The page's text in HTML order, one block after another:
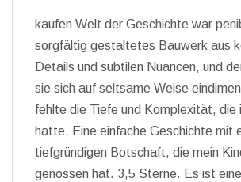
kaufen Welt der Geschichte war
sorgfältig gestaltetes Bauwerk aus
Details und subtilen Nuancen, und
sie sich auf seltsame Weise
fehlte die Tiefe und Komplexität, die
hatte. Eine einfache Geschichte mit
tiefgründigen Botschaft, die mein
genossen hat. 3,5 Sterne. Es ist